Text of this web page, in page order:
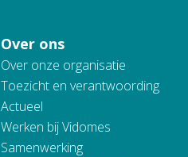
Over ons
Over onze organisatie
Toezicht en verantwoording
Actueel
Werken bij Vidomes
Samenwerking